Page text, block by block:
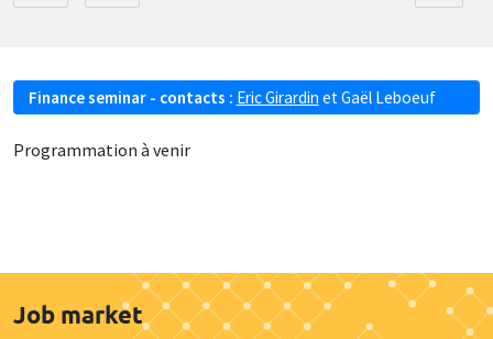
Finance seminar - contacts : Eric Girardin et Gaël Leboeuf
Programmation à venir
Job market